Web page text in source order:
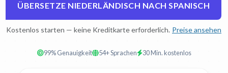
ÜBERSETZE NIEDERLÄNDISCH NACH SPANISCH
Kostenlos starten — keine Kreditkarte erforderlich. Preise ansehen
99% Genauigkeit 54+ Sprachen 30 Min. kostenlos